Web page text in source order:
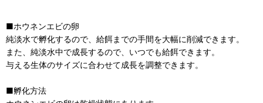
■ホウネンエビの卵
純淡水で孵化するので、給餌までの手間を大幅に削減できます。
また、純淡水中で成長するので、いつでも給餌できます。
与える生体のサイズに合わせて成長を調整できます。
■孵化方法